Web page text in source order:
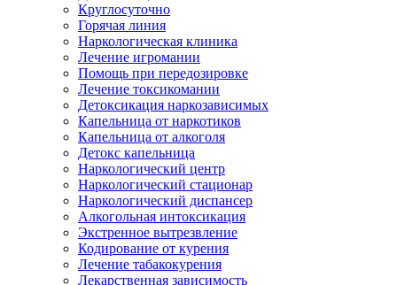
Круглосуточно
Горячая линия
Наркологическая клиника
Лечение игромании
Помощь при передозировке
Лечение токсикомании
Детоксикация наркозависимых
Капельница от наркотиков
Капельница от алкоголя
Детокс капельница
Наркологический центр
Наркологический стационар
Наркологический диспансер
Алкогольная интоксикация
Экстренное вытрезвление
Кодирование от курения
Лечение табакокурения
Лекарственная зависимость